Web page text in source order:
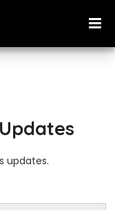
updates.